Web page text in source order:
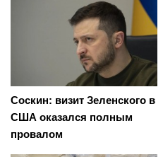
Соскин: визит Зеленского в
США оказался полным
провалом